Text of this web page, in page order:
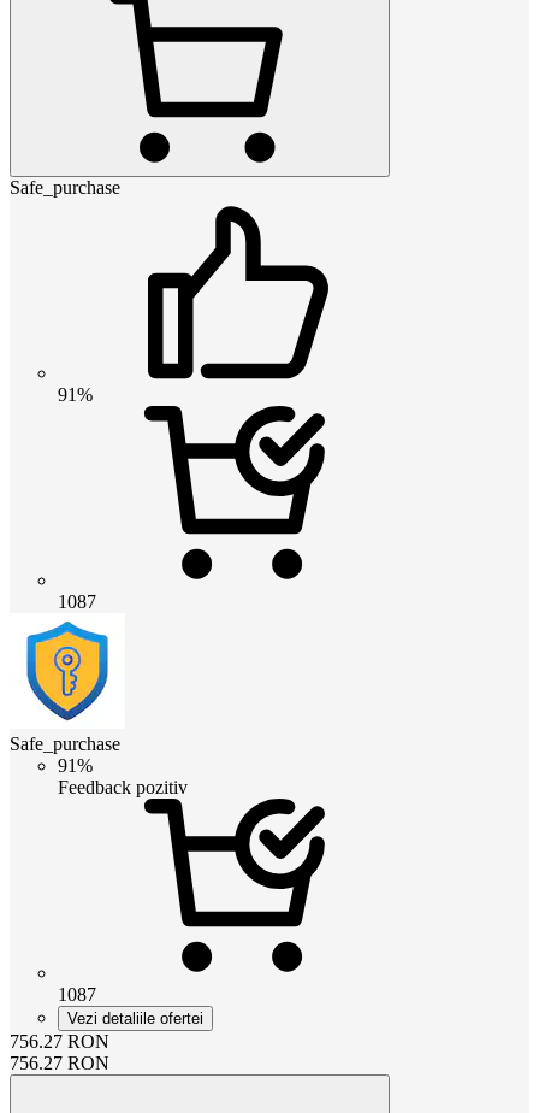
Safe_purchase
91%
1087
Safe_purchase
91%
Feedback pozitiv
1087
Vezi detaliile ofertei
756.27 RON
756.27 RON